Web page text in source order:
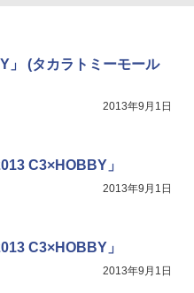
」 (タカラトミーモール
2013年9月1日
C3×HOBBY」
2013年9月1日
C3×HOBBY」
2013年9月1日